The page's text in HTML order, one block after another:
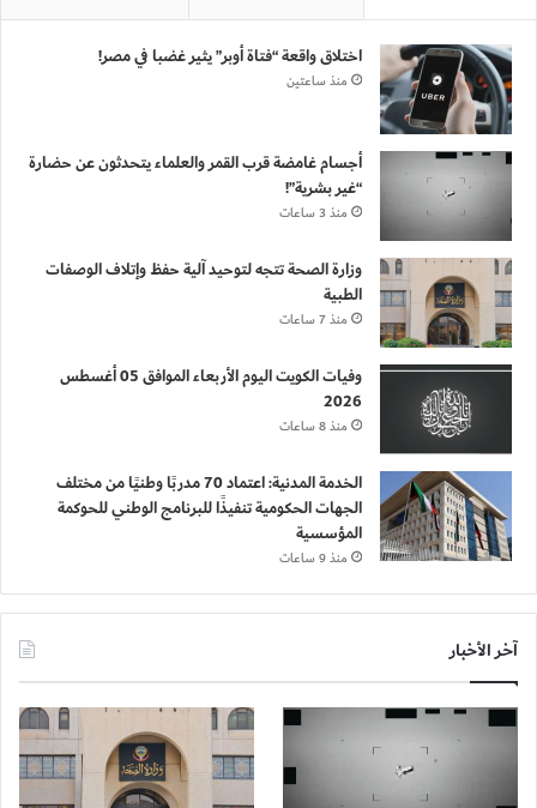
اختلاق واقعة “فتاة أوبر” يثير غضبا في مصر!
منذ ساعتين
أجسام غامضة قرب القمر والعلماء يتحدثون عن حضارة
“غير بشرية”!
منذ 3 ساعات
وزارة الصحة تتجه لتوحيد آلية حفظ وإتلاف الوصفات
الطبية
منذ 7 ساعات
وفيات الكويت اليوم الأربعاء الموافق 05 أغسطس
2026
منذ 8 ساعات
الخدمة المدنية: اعتماد 70 مدربًا وطنيًا من مختلف
الجهات الحكومية تنفيذًا للبرنامج الوطني للحوكمة
المؤسسية
منذ 9 ساعات
آخر الأخبار